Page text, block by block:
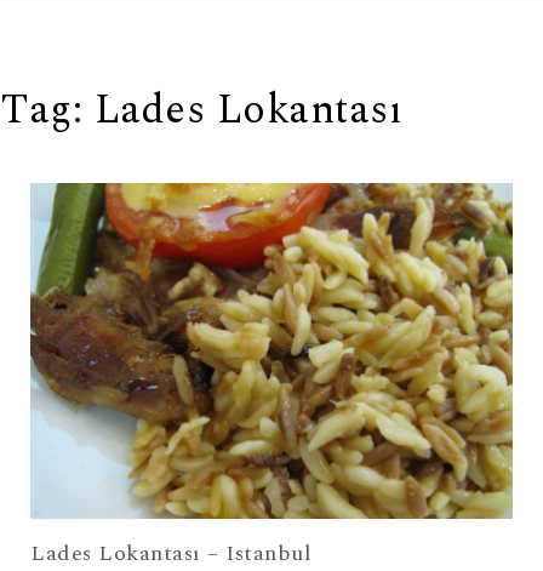
Tag: Lades Lokantası
Lades Lokantası – Istanbul